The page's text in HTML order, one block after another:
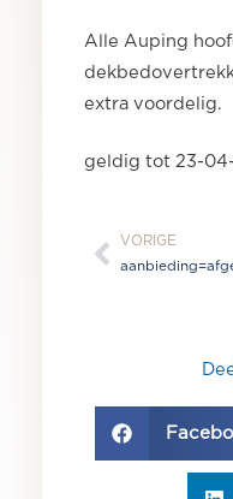
Alle Auping
extra voordelig.
geldig tot 23-
Vorige
VORIGE